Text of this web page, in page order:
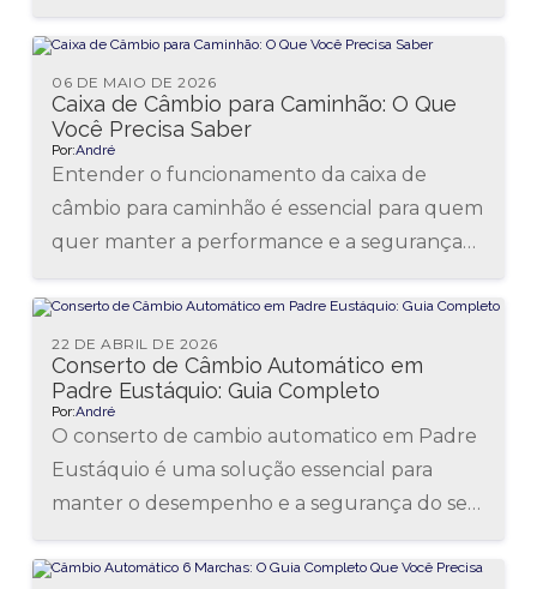
Caixa de Câmbio para Caminhão: O Que
Você Precisa Saber
06 DE MAIO DE 2026
Por:André
Entender o funcionamento da caixa de
câmbio para caminhão é essencial para quem
quer manter a performance e a segurança
Conserto de Câmbio Automático em
Padre Eustáquio: Guia Completo
22 DE ABRIL DE 2026
Por:André
O conserto de cambio automatico em Padre
Eustáquio é uma solução essencial para
manter o desempenho e a segurança do seu